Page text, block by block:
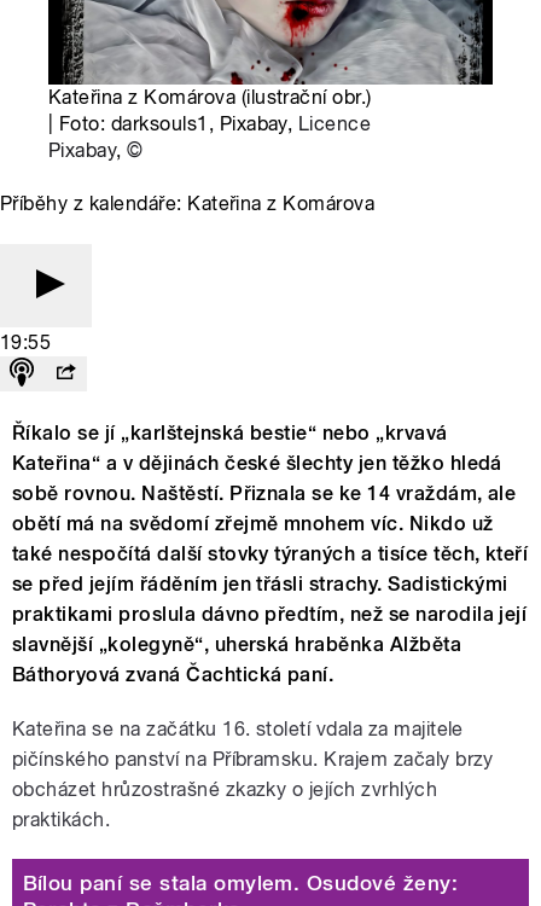
Kateřina z Komárova (ilustrační obr.)
| Foto: darksouls1, Pixabay, Licence
Pixabay,©
Příběhy z kalendáře: Kateřina z Komárova
19:55
Říkalo se jí „karlštejnská bestie“ nebo „krvavá
Kateřina“ a v dějinách české šlechty jen těžko hledá
sobě rovnou. Naštěstí. Přiznala se ke 14 vraždám, ale
obětí má na svědomí zřejmě mnohem víc. Nikdo už
také nespočítá další stovky týraných a tisíce těch, kteří
se před jejím řáděním jen třásli strachy. Sadistickými
praktikami proslula dávno předtím, než se narodila její
slavnější „kolegyně“, uherská hraběnka Alžběta
Báthoryová zvaná Čachtická paní.
Kateřina se na začátku 16. století vdala za majitele
pičínského panství na Příbramsku. Krajem začaly brzy
obcházet hrůzostrašné zkazky o jejích zvrhlých
praktikách.
Bílou paní se stala omylem. Osudové ženy: